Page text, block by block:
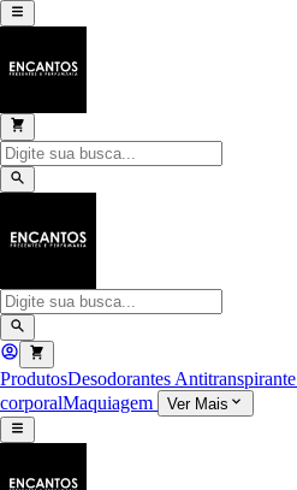
ProdutosDesodorantes Antitranspirante
corporalMaquiagem Ver Mais